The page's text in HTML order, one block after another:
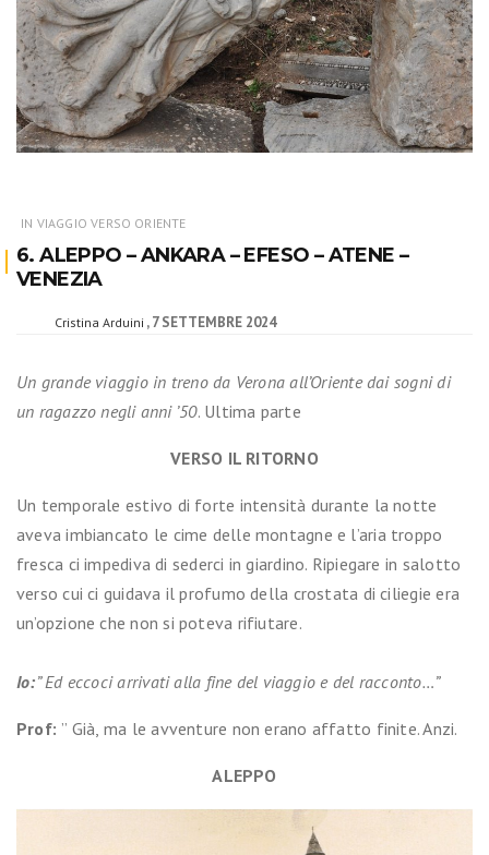
IN VIAGGIO VERSO ORIENTE
6. ALEPPO – ANKARA – EFESO – ATENE –
VENEZIA
Cristina Arduini 7 SETTEMBRE 2024
Un grande viaggio in treno da Verona all’Oriente dai sogni di
un ragazzo negli anni ’50. Ultima parte
VERSO IL RITORNO
Un temporale estivo di forte intensità durante la notte
aveva imbiancato le cime delle montagne e l’aria troppo
fresca ci impediva di sederci in giardino. Ripiegare in salotto
verso cui ci guidava il profumo della crostata di ciliegie era
un’opzione che non si poteva rifiutare.
Io:” Ed eccoci arrivati alla fine del viaggio e del racconto…”
Prof: ” Già, ma le avventure non erano affatto finite. Anzi.
ALEPPO